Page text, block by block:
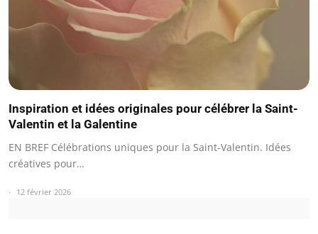
Inspiration et idées originales pour célébrer la Saint-
Valentin et la Galentine
EN BREF Célébrations uniques pour la Saint-Valentin. Idées
créatives pour…
12 février 2026